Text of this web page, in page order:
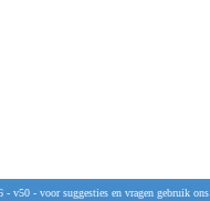
- v50 - voor suggesties en vragen gebruik ons